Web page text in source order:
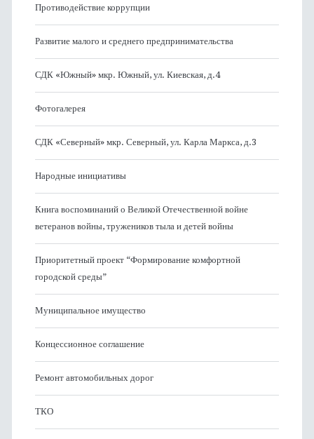
Противодействие коррупции
Развитие малого и среднего предпринимательства
СДК «Южный» мкр. Южный, ул. Киевская, д.4
Фотогалерея
СДК «Северный» мкр. Северный, ул. Карла Маркса, д.3
Народные инициативы
Книга воспоминаний о Великой Отечественной войне
ветеранов войны, тружеников тыла и детей войны
Приоритетный проект “Формирование комфортной
городской среды”
Муниципальное имущество
Концессионное соглашение
Ремонт автомобильных дорог
ТКО